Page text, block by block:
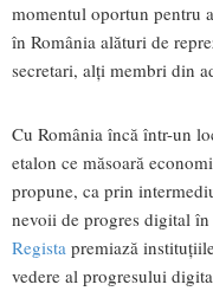
momentul oportun pentru
în România alături de
secretari, alți membri din
Cu România încă într-un
etalon ce măsoară
propune, ca prin
nevoii de progres digital
Regista premiază
vedere al progresului